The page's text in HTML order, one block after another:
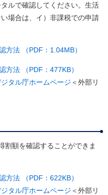
ルで確認してください。生活
場合は、イ）非課税での申請
方法 （PDF：1.04MB）
方法 （PDF：477KB）
タル庁ホームページ ＜外部リ
額を確認することができま
方法 （PDF：622KB）
タル庁ホームページ ＜外部リ